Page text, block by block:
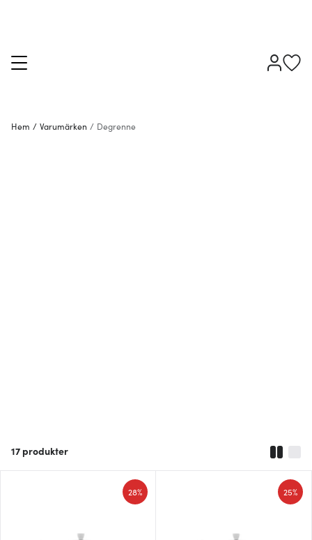
Hem / Varumärken / Degrenne
17 produkter
28% 25%